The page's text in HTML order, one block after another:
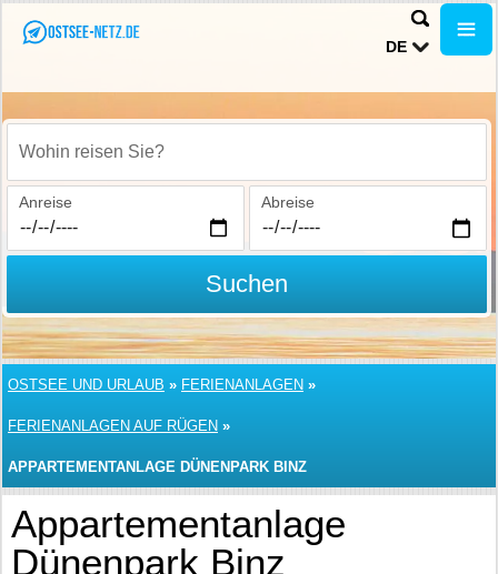
DE
Wohin reisen Sie?
Anreise Abreise
Suchen
OSTSEE UND URLAUB » FERIENANLAGEN »
FERIENANLAGEN AUF RÜGEN »
APPARTEMENTANLAGE DÜNENPARK BINZ
Appartementanlage
Dünenpark Binz